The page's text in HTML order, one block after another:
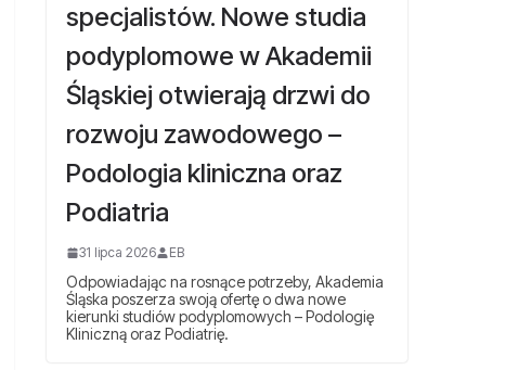
specjalistów. Nowe studia
podyplomowe w Akademii
Śląskiej otwierają drzwi do
rozwoju zawodowego –
Podologia kliniczna oraz
Podiatria
31 lipca 2026 EB
Odpowiadając na rosnące potrzeby, Akademia
Śląska poszerza swoją ofertę o dwa nowe
kierunki studiów podyplomowych – Podologię
Kliniczną oraz Podiatrię.